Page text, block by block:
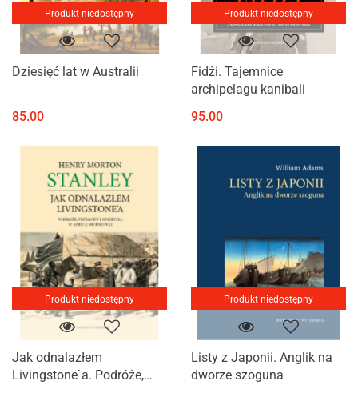
Produkt niedostępny
Dziesięć lat w Australii
85.00
Produkt niedostępny
Fidżi. Tajemnice
archipelagu kanibali
95.00
Produkt niedostępny
Jak odnalazłem
Livingstone`a. Podróże,
Produkt niedostępny
Listy z Japonii. Anglik na
dworze szoguna